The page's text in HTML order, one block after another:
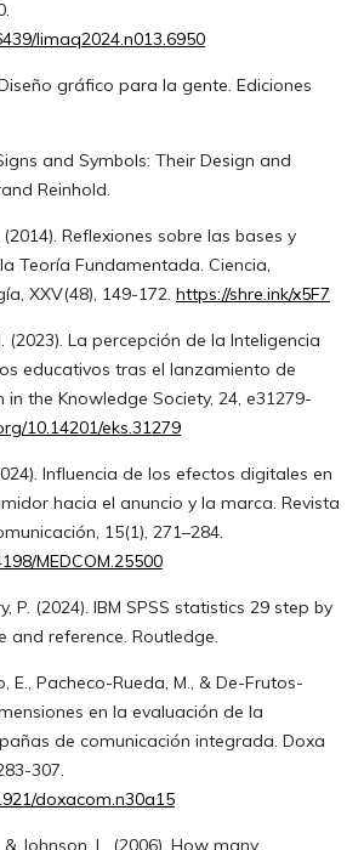
limaq2024.n013.6950
gráfico para la gente. Ediciones
and Symbols: Their Design and
Reinhold.
Reflexiones sobre las bases y
Teoría Fundamentada. Ciencia,
XXV(48), 149-172. https://shre.ink/x5F7
(2023). La percepción de la Inteligencia
educativos tras el lanzamiento de
in the Knowledge Society, 24, e31279-
10.14201/eks.31279
Influencia de los efectos digitales en
hacia el anuncio y la marca. Revista
15(1), 271–284.
MEDCOM.25500
P. (2024). IBM SPSS statistics 29 step by
and reference. Routledge.
E., Pacheco-Rueda, M., & De-Frutos-
en la evaluación de la
de comunicación integrada. Doxa
307.
doxacom.n30a15
& Johnson, L. (2006). How many